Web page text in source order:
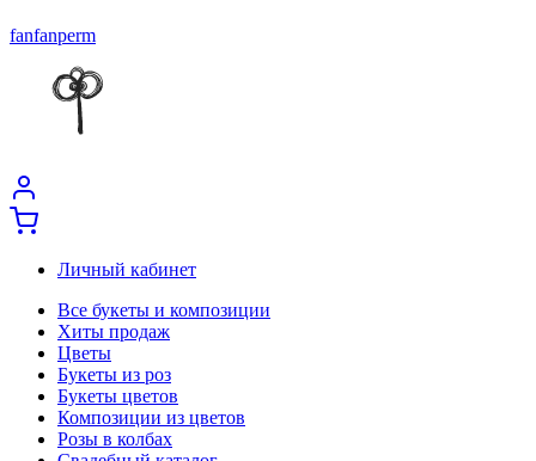
fanfanperm
Личный кабинет
Все букеты и композиции
Хиты продаж
Цветы
Букеты из роз
Букеты цветов
Композиции из цветов
Розы в колбах